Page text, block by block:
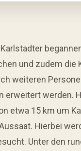
und zudem die
weiteren
erweitert werden.
etwa 15 km um
Hierbei
Unter den